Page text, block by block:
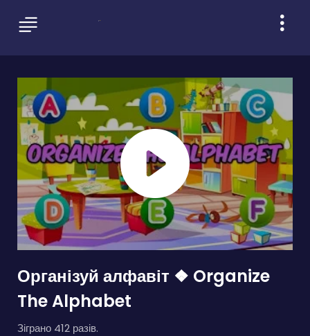
Організуй алфавіт ❖ Organize
The Alphabet
Зіграно 412 разів.